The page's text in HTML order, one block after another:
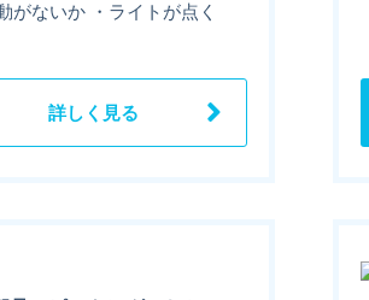
がないか ・ライトが点く
詳しく見る